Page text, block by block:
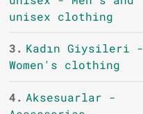
unisex clothing
3. Kadın Giysileri -
Women's clothing
4. Aksesuarlar -